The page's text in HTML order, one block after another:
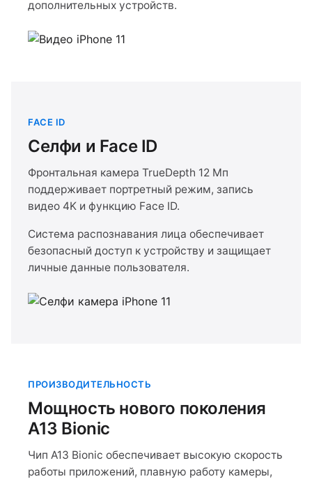
дополнительных устройств.
FACE ID
Селфи и Face ID
Фронтальная камера TrueDepth 12 Мп
поддерживает портретный режим, запись
видео 4K и функцию Face ID.
Система распознавания лица обеспечивает
безопасный доступ к устройству и защищает
личные данные пользователя.
ПРОИЗВОДИТЕЛЬНОСТЬ
Мощность нового поколения
A13 Bionic
Чип A13 Bionic обеспечивает высокую скорость
работы приложений, плавную работу камеры,